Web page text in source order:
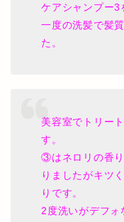
ケアシャンプー3
一度の洗髪で髪
た。
美容室でトリー
す。
③はネロリの香
りましたがキツ
りです。
2度洗いがデフォ